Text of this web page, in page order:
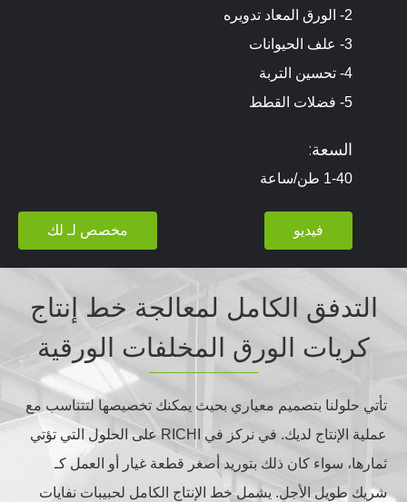
2- الورق المعاد تدويره
3- علف الحيوانات
4- تحسين التربة
5- فضلات القطط
السعة:
1-40 طن/ساعة
فيديو مخصص لـ لك
التدفق الكامل لمعالجة خط إنتاج
كريات الورق المخلفات الورقية
تأتي حلولنا بتصميم معياري بحيث يمكنك تخصيصها لتتناسب مع
عملية الإنتاج لديك. في نركز في RICHI على الحلول التي تؤتي
ثمارها، سواء كان ذلك بتوريد أصغر قطعة غيار أو العمل كـ
شريك طويل الأجل. يشمل خط الإنتاج الكامل لحبيبات نفايات